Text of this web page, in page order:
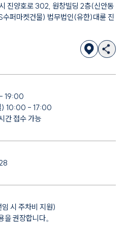
진양호로 302, 원창빌딩 2층(신안동
수퍼마켓건물) 법무법인(유한)대륜 진
19:00
) 10:00 - 17:00
간 접수 가능
시 주차비 지원)
권장합니다。